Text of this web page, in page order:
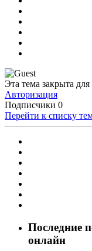
Эта тема закрыта
Авторизация
Подписчики 0
Перейти к списку
Последние
онлайн